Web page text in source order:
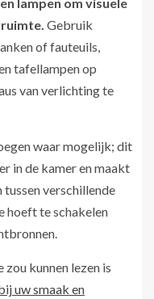
Gebruik
of fauteuils,
tafellampen op
van verlichting te
waar mogelijk; dit
in de kamer en maakt
verschillende
hoeft te schakelen
kunnen lezen is
uw smaak en